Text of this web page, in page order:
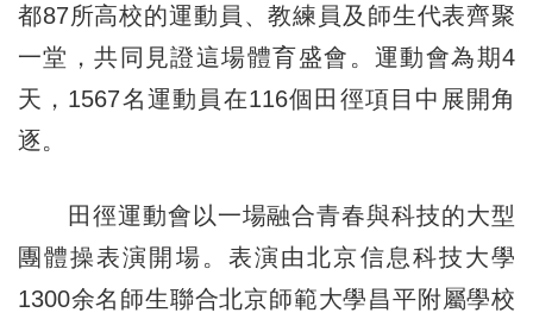
都87所高校的運動員、教練員及師生代表齊聚
一堂，共同見證這場體育盛會。運動會為期4
天，1567名運動員在116個田徑項目中展開角
逐。
田徑運動會以一場融合青春與科技的大型
團體操表演開場。表演由北京信息科技大學
1300余名師生聯合北京師範大學昌平附屬學校